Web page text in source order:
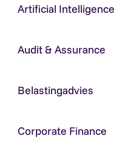
Artificial Intelligence
Audit & Assurance
Belastingadvies
Corporate Finance